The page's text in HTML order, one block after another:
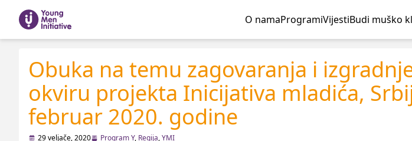
O namaProgramiVijestiBudi muško
Obuka na temu zagovaranja i
okviru projekta Inicijativa mladića,
februar 2020. godine
29 veljače, 2020 Program Y, Regija,YMI